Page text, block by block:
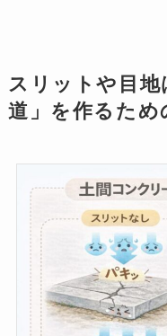
スリットや目
道」を作るため